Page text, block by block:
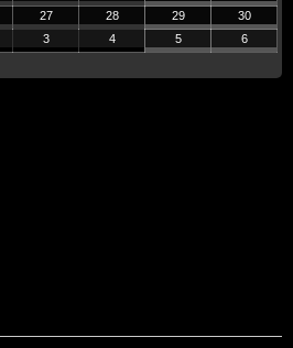
27 28 29
30
3 4 5 6